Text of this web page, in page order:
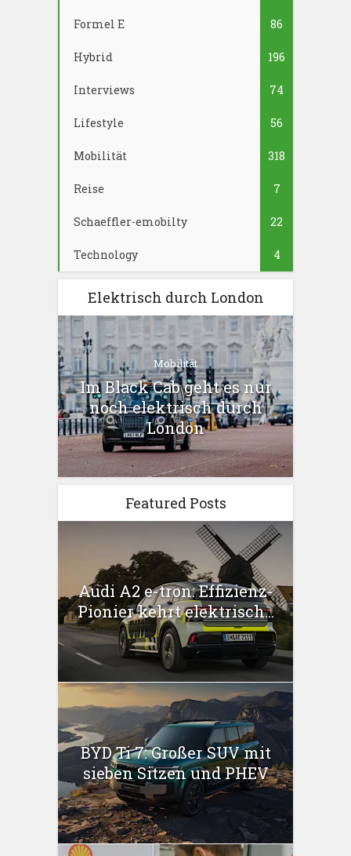
Formel E 86
Hybrid 196
Interviews 74
Lifestyle 56
Mobilität 318
Reise 7
Schaeffler-emobilty 22
Technology 4
Elektrisch durch London
Mobilität
Im Black Cab geht es nur
noch elektrisch durch
London
Featured Posts
Audi A2 e-tron: Effizienz-
Pionier kehrt elektrisch...
BYD Ti 7: Großer SUV mit
sieben Sitzen und PHEV